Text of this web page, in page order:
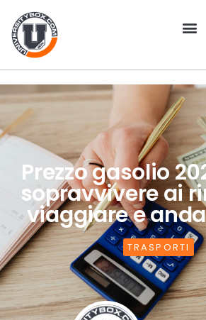
Prezzo gasolio
sopravvivere ai
viaggiare e
TRASPORTI